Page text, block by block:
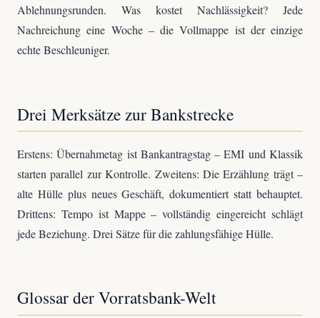
Ablehnungsrunden. Was kostet Nachlässigkeit? Jede
Nachreichung eine Woche – die Vollmappe ist der einzige
echte Beschleuniger.
Drei Merksätze zur Bankstrecke
Erstens: Übernahmetag ist Bankantragstag – EMI und Klassik
starten parallel zur Kontrolle. Zweitens: Die Erzählung trägt –
alte Hülle plus neues Geschäft, dokumentiert statt behauptet.
Drittens: Tempo ist Mappe – vollständig eingereicht schlägt
jede Beziehung. Drei Sätze für die zahlungsfähige Hülle.
Glossar der Vorratsbank-Welt